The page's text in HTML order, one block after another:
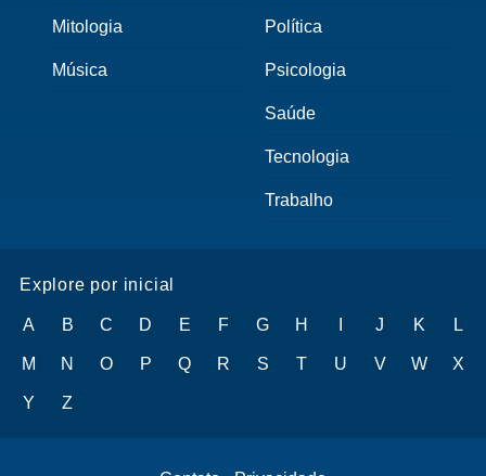
Mitologia
Música
Política
Psicologia
Saúde
Tecnologia
Trabalho
Explore por inicial
A B C D E F G H J K L
M N O P Q R S T U V W X
Y Z